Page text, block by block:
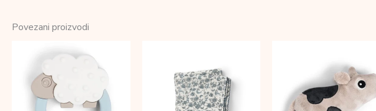
Povezani proizvodi